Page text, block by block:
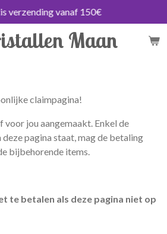
Maan
verzending vanaf 150€
claimpagina!
voor jou aangemaakt. Enkel de
pagina staat, mag de betaling
bijbehorende items.
te betalen als deze pagina niet op